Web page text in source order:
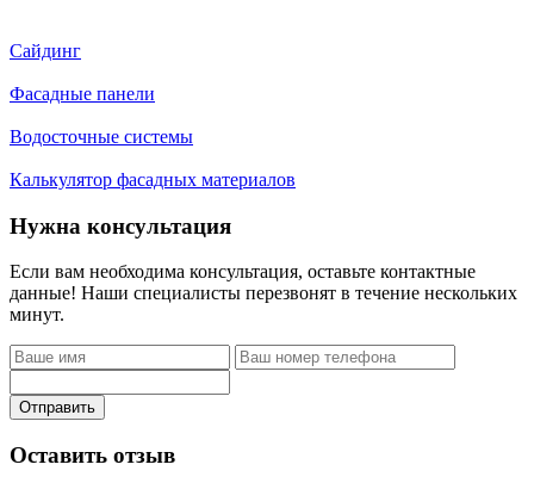
Сайдинг
Фасадные панели
Водосточные системы
Калькулятор фасадных материалов
Нужна консультация
Если вам необходима консультация, оставьте контактные
данные! Наши специалисты перезвонят в течение нескольких
минут.
Отправить
Оставить отзыв